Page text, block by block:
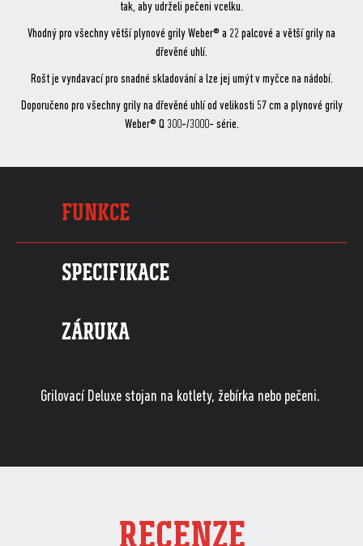
tak, aby udrželi pečeni vcelku.
Vhodný pro všechny větší plynové grily Weber® a 22 palcové a větší grily na
dřevěné uhlí.
Rošt je vyndavací pro snadné skladování a lze jej umýt v myčce na nádobí.
Doporučeno pro všechny grily na dřevěné uhlí od velikosti 57 cm a plynové grily
Weber® Q 300-/3000- série.
FUNKCE
SPECIFIKACE
ZÁRUKA
Grilovací Deluxe stojan na kotlety, žebírka nebo pečeni.
RECENZE